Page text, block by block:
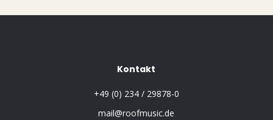
Kontakt
+49 (0) 234 / 29878-0
mail@roofmusic.de